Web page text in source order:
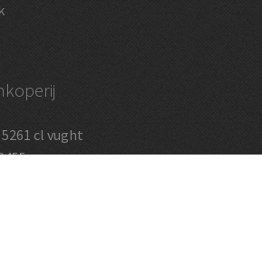
cl vught